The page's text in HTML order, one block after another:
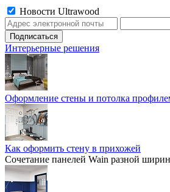
Новости Ultrawood
Интерьерные решения
Оформление стены и потолка
Как оформить стену в прихожей
Сочетание панелей Wain разной